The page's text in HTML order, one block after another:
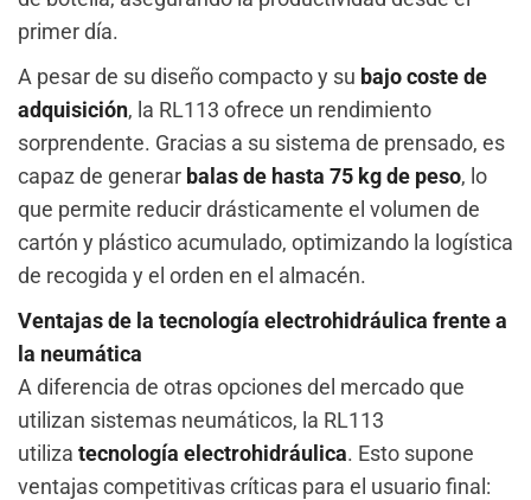
primer día.
A pesar de su diseño compacto y su bajo coste de
adquisición, la RL113 ofrece un rendimiento
sorprendente. Gracias a su sistema de prensado, es
capaz de generar balas de hasta 75 kg de peso, lo
que permite reducir drásticamente el volumen de
cartón y plástico acumulado, optimizando la logística
de recogida y el orden en el almacén.
Ventajas de la tecnología electrohidráulica frente a
la neumática
A diferencia de otras opciones del mercado que
utilizan sistemas neumáticos, la RL113
utiliza tecnología electrohidráulica. Esto supone
ventajas competitivas críticas para el usuario final: